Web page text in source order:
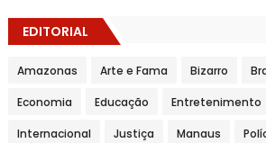
EDITORIAL
Amazonas Arte e Fama Bizarro
Economia Educação Entretenimento
Internacional Justiça Manaus